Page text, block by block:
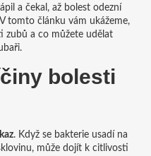
a čekal, až bolest odezní
tomto článku vám ukážeme,
zubů a co můžete udělat
bolesti
. Když se bakterie usadí na
může dojít k citlivosti